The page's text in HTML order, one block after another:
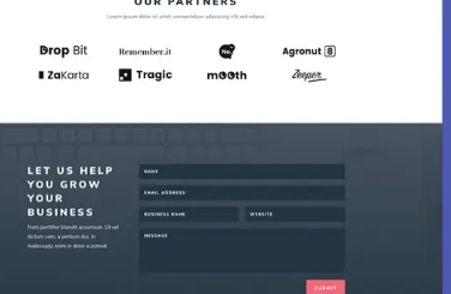
Création
Des sites modernes, rapides